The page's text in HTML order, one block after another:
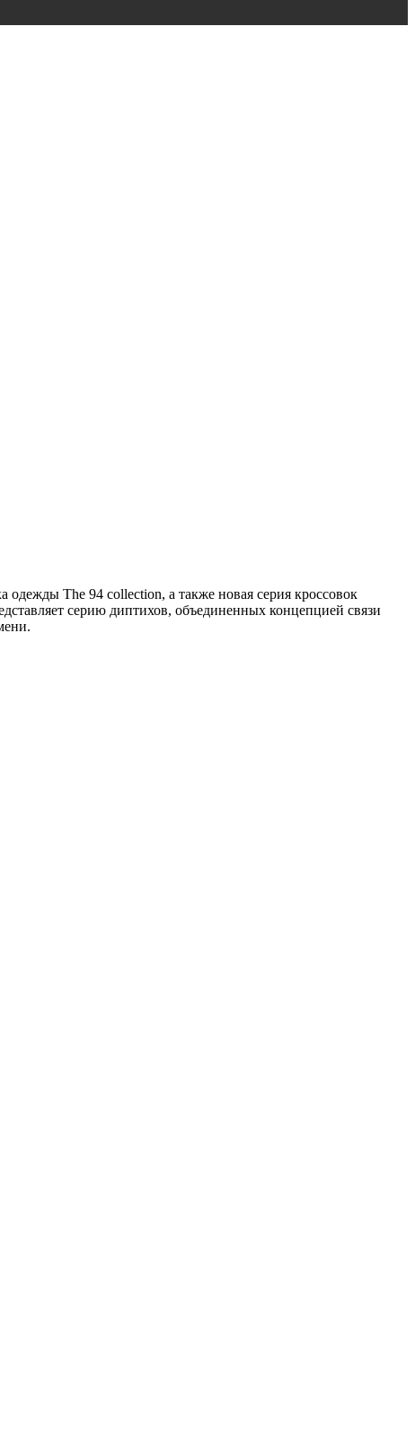
The 94 collection, а также новая серия кроссовок
серию диптихов, объединенных концепцией связи